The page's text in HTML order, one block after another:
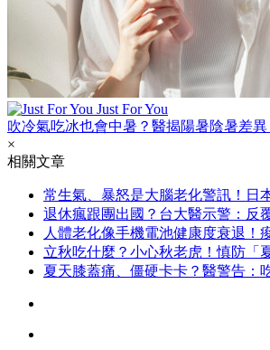
Just For You
吹冷氣吃冰也會中暑？醫揭陽暑陰暑差
×
相關文章
常生氣、暴怒是大腦老化警訊！日
退休瘋跟團出國？台大醫示警：反
人體老化像手機電池健康度衰退！
立秋吃什麼？小心秋老虎！慎防「
夏天膝蓋痛、僵硬卡卡？醫警告：